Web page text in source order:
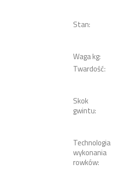
Stan:
Waga kg:
Twardość:
Skok
gwintu:
Technologia
wykonania
rowków: